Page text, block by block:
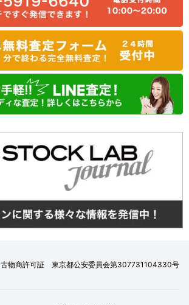
古物商許可証 東京都公安委員会第307731104330号